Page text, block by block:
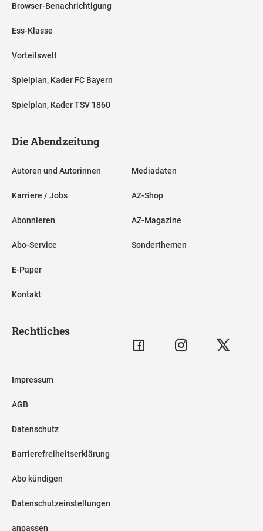
Browser-Benachrichtigung
Ess-Klasse
Vorteilswelt
Spielplan, Kader FC Bayern
Spielplan, Kader TSV 1860
Die Abendzeitung
Autoren und Autorinnen
Karriere / Jobs
Abonnieren
Abo-Service
E-Paper
Kontakt
Mediadaten
AZ-Shop
AZ-Magazine
Sonderthemen
Rechtliches
Impressum
AGB
Datenschutz
Barrierefreiheitserklärung
Abo kündigen
Datenschutzeinstellungen
anpassen